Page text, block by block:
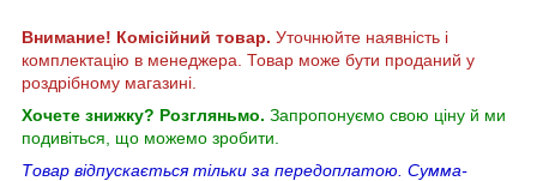
Внимание! Комісійний товар. Уточнюйте наявність і
комплектацію в менеджера. Товар може бути проданий у
роздрібному магазині.
Хочете знижку? Розгляньмо. Запропонуємо свою ціну й ми
подивіться, що можемо зробити.
Товар відпускається тільки за передоплатою. Сумма-